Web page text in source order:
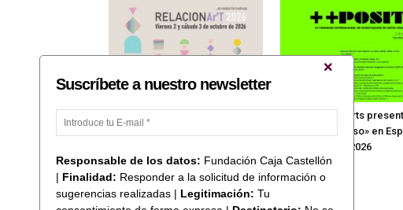
José Antonio Orts
«Ones de llum i so» en
Xarxa d’ANIAV 2026
Suscríbete a nuestro newsletter
Responsable de los datos: Fundación Caja Castellón
| Finalidad: Responder a la solicitud de información o
sugerencias realizadas | Legitimación: Tu